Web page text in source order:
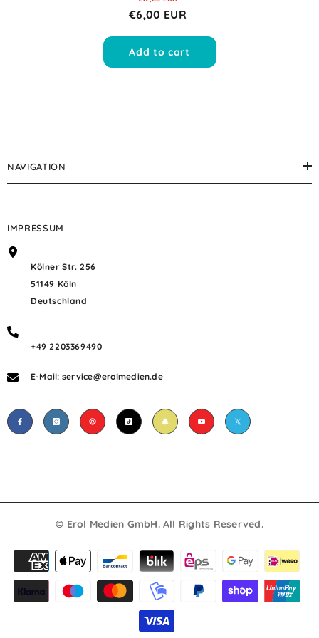
€6,00 EUR
Add to cart
NAVIGATION
IMPRESSUM
Kölner Str. 256
51149 Köln
Deutschland
+49 2203369490
E-Mail: service@erolmedien.de
© Erol Medien GmbH. All Rights Reserved.
Payment
methods